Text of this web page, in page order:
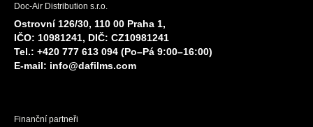
Doc-Air Distribution s.r.o.
Ostrovní 126/30, 110 00 Praha 1,
IČO: 10981241, DIČ: CZ10981241
Tel.: +420 777 613 094 (Po–Pá 9:00–16:00)
E-mail: info@dafilms.com
Finanční partneři